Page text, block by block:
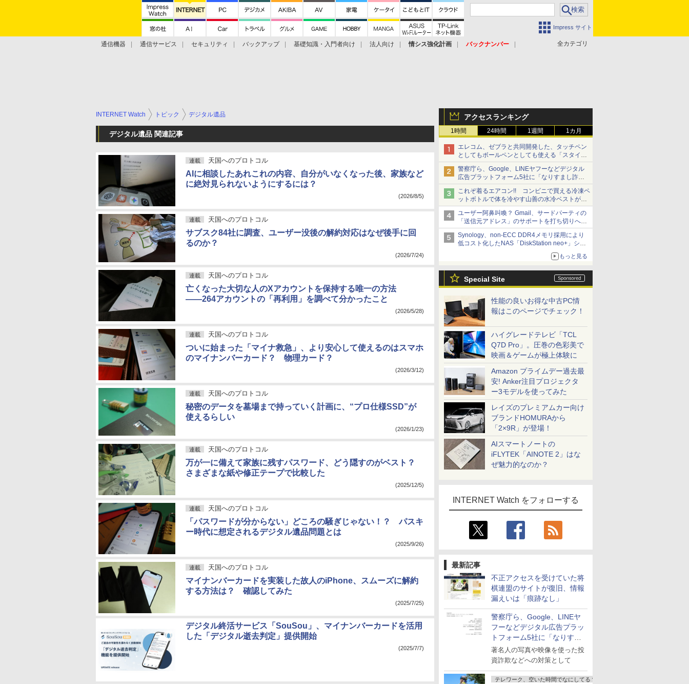
Impress サイト
全カテゴリ
通信機器 通信サービス セキュリティ バックアップ 基礎知識・入門者向け 法人向け 情シス強化計画
バックナンバー
アクセスランキング
1時間 24時間 1週間 1カ月
エレコム、ゼブラと共同開発した、タッチペン
としてもボールペンとしても使える「スタイラ
スツーウェイ」発売 iPadにも紙にも、持ち替
えずに書き込める
警察庁ら、Google、LINEヤフーなどデジタル
広告プラットフォーム5社に「なりすまし詐欺
広告」対策強化を要請 著名人の写真や映像を
使った投資詐欺などへの対策として
これぞ着るエアコン!! コンビニで買える冷凍ペ
ットボトルで体を冷やす山善の水冷ベストがロ
ードバイクにちょうどいい【ぼっち・ざ・ろー
ど！その14】【空いた時間でなにしてる？】
ユーザー阿鼻叫喚？ Gmail、サードパーティの
「送信元アドレス」のサポートを打ち切りへ
【やじうまWatch】
Synology、non-ECC DDR4メモリ採用により
低コスト化したNAS「DiskStation neo+」シリ
ーズ 予算を抑えて導入でき、ECCメモリへの
もっと見る
Special Site
性能の良いお得な中古PC情
報はこのページでチェック！
ハイグレードテレビ「TCL
Q7D Pro」。圧巻の色彩美で
映画＆ゲームが極上体験に
Amazon プライムデー過去最
安! Anker注目プロジェクタ
ー3モデルを使ってみた
レイズのプレミアムカー向け
ブランドHOMURAから
「2×9R」が登場！
AIスマートノートの
iFLYTEK「AINOTE 2」はな
ぜ魅力的なのか？
INTERNET Watch をフォローする
最新記事
不正アクセスを受けていた将
棋連盟のサイトが復旧、情報
漏えいは「痕跡なし」
警察庁ら、Google、LINEヤ
フーなどデジタル広告プラッ
トフォーム5社に「なりすま
し詐欺広告」対策強化を要請
著名人の写真や映像を使った投
資詐欺などへの対策として
テレワーク、空いた時間でなにしてる？
INTERNET Watch トピック デジタル遺品
デジタル遺品 関連記事
連載 天国へのプロトコル
AIに相談したあれこれの内容、自分がいなくなった後、家族など
に絶対見られないようにするには？
(2026/8/5)
連載 天国へのプロトコル
サブスク84社に調査、ユーザー没後の解約対応はなぜ後手に回
るのか？
(2026/7/24)
連載 天国へのプロトコル
亡くなった大切な人のXアカウントを保持する唯一の方法
――264アカウントの「再利用」を調べて分かったこと
(2026/5/28)
連載 天国へのプロトコル
ついに始まった「マイナ救急」、より安心して使えるのはスマホ
のマイナンバーカード？ 物理カード？
(2026/3/12)
連載 天国へのプロトコル
秘密のデータを墓場まで持っていく計画に、“プロ仕様SSD”が
使えるらしい
(2026/1/23)
連載 天国へのプロトコル
万が一に備えて家族に残すパスワード、どう隠すのがベスト？
さまざまな紙や修正テープで比較した
(2025/12/5)
連載 天国へのプロトコル
「パスワードが分からない」どころの騒ぎじゃない！？ パスキ
ー時代に想定されるデジタル遺品問題とは
(2025/9/26)
連載 天国へのプロトコル
マイナンバーカードを実装した故人のiPhone、スムーズに解約
する方法は？ 確認してみた
(2025/7/25)
デジタル終活サービス「SouSou」、マイナンバーカードを活用
した「デジタル逝去判定」提供開始
(2025/7/7)